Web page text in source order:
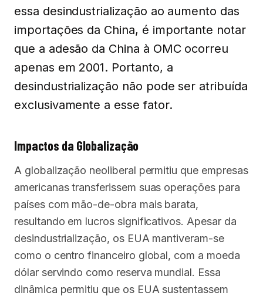
essa desindustrialização ao aumento das
importações da China, é importante notar
que a adesão da China à OMC ocorreu
apenas em 2001. Portanto, a
desindustrialização não pode ser atribuída
exclusivamente a esse fator.
Impactos da Globalização
A globalização neoliberal permitiu que empresas
americanas transferissem suas operações para
países com mão-de-obra mais barata,
resultando em lucros significativos. Apesar da
desindustrialização, os EUA mantiveram-se
como o centro financeiro global, com a moeda
dólar servindo como reserva mundial. Essa
dinâmica permitiu que os EUA sustentassem